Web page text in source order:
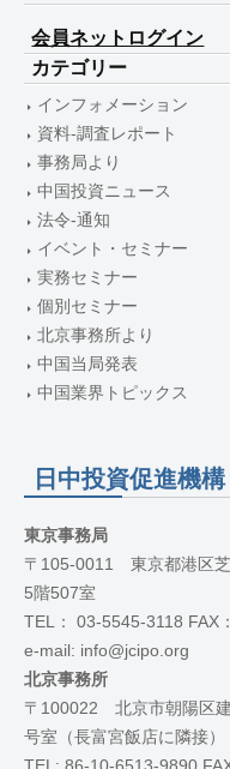
会員ネットログイン
カテゴリー
インフォメーション
資料-調査レポート
事務局より
中国投資ニュース
法令-通知
イベント・セミナー
実務セミナー
個別セミナー
北京事務所より
中国当局発表
中国業界トピックス
日中投資促進機構
東京事務局
〒105-0011 東京都港区
5階507室
TEL： 03-5545-3118 FAX
e-mail: info@jcipo.org
北京事務所
〒100022 北京市朝陽区
号室（長富宮飯店に隣接）